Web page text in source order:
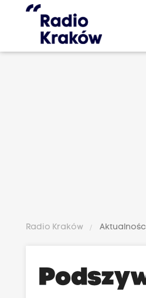
Radio Kraków